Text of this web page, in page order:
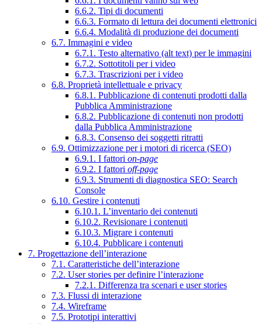
6.6.2. Tipi di documenti
6.6.3. Formato di lettura dei documenti elettronici
6.6.4. Modalità di produzione dei documenti
6.7. Immagini e video
6.7.1. Testo alternativo (alt text) per le immagini
6.7.2. Sottotitoli per i video
6.7.3. Trascrizioni per i video
6.8. Proprietà intellettuale e privacy
6.8.1. Pubblicazione di contenuti prodotti dalla
Pubblica Amministrazione
6.8.2. Pubblicazione di contenuti non prodotti
dalla Pubblica Amministrazione
6.8.3. Consenso dei soggetti ritratti
6.9. Ottimizzazione per i motori di ricerca (SEO)
6.9.1. I fattori on-page
6.9.2. I fattori off-page
6.9.3. Strumenti di diagnostica SEO: Search
Console
6.10. Gestire i contenuti
6.10.1. L’inventario dei contenuti
6.10.2. Revisionare i contenuti
6.10.3. Migrare i contenuti
6.10.4. Pubblicare i contenuti
7. Progettazione dell’interazione
7.1. Caratteristiche dell’interazione
7.2. User stories per definire l’interazione
7.2.1. Differenza tra scenari e user stories
7.3. Flussi di interazione
7.4. Wireframe
7.5. Prototipi interattivi